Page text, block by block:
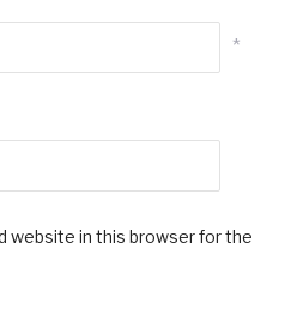
*
website in this browser for the